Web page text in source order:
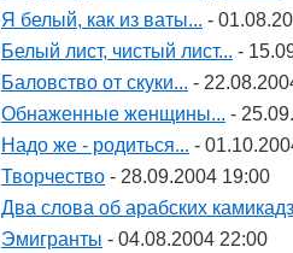
Я белый, как из ваты... -
Белый лист, чистый лист... -
Баловство от скуки... -
Обнаженные женщины... -
Надо же - родиться... -
Творчество - 28.09.2004 19:00
Два слова об арабских
Эмигранты - 04.08.2004 22:00